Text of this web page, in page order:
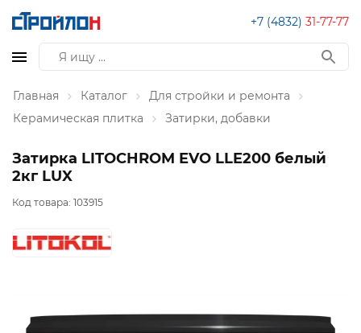
+7 (4832) 31-77-77
Главная Каталог
Для стройки и ремонта
Керамическая плитка
Затирки, добавки
Затирка LITOCHROM EVO LLE200 белый
2кг LUX
Код товара: 103915